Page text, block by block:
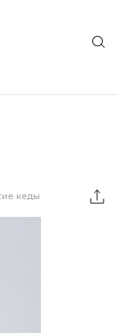
кеды